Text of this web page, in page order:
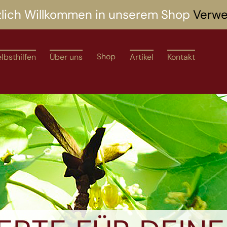
Willkommen in unserem Shop
Über uns Shop Artikel Kontakt